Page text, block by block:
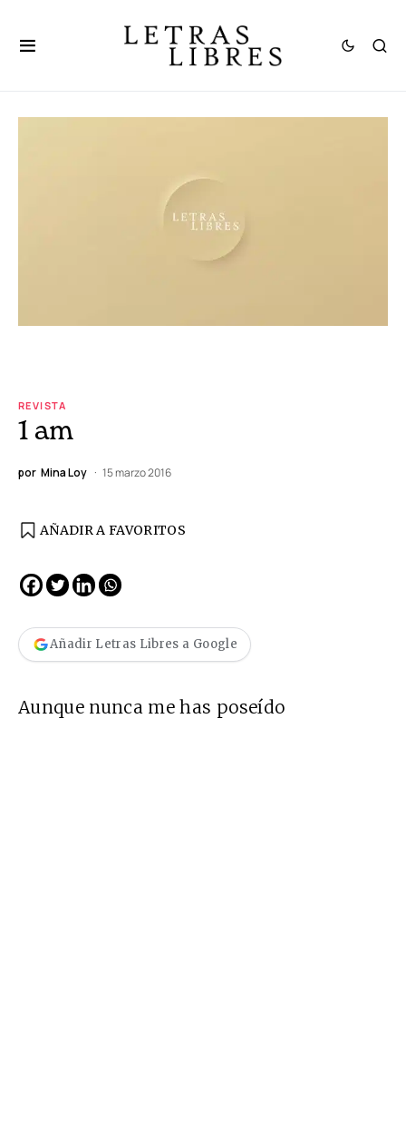
REVISTA
1 am
por Mina Loy 15 marzo 2016
AÑADIR A FAVORITOS
Añadir Letras Libres a Google
Aunque nunca me has poseído